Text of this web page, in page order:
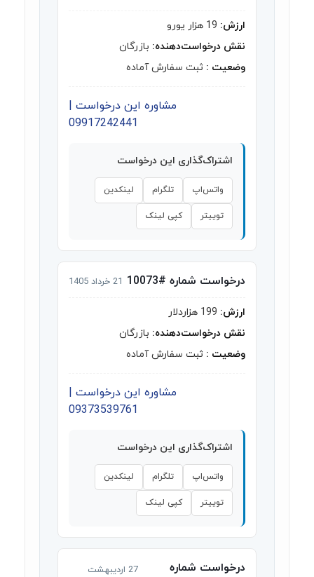
ارزش:
نقش درخواست‌دهنده: بازرگان
وضعیت : ثبت سفارش آماده
مشاوره این درخواست |
09917242441
اشتراک‌گذاری این درخواست
واتس‌اپ تلگرام لینکدین
توییتر کپی لینک
درخواست شماره #10073 21 خرداد 1405
ارزش:
نقش درخواست‌دهنده: بازرگان
وضعیت : ثبت سفارش آماده
مشاوره این درخواست |
09373539761
اشتراک‌گذاری این درخواست
واتس‌اپ تلگرام لینکدین
توییتر کپی لینک
درخواست شماره
27 اردیبهشت